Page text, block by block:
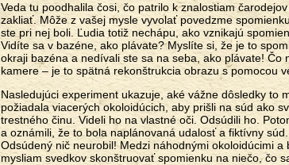
Veda tu poodhalila čosi, čo patrilo k znalostiam
zakliať. Môže z vašej mysle vyvolať povedzme
ste pri nej boli. Ľudia totiž nechápu, ako vznikajú
Vidíte sa v bazéne, ako plávate? Myslíte si, že je to
okraji bazéna a nedívali ste sa na seba, ako plávate!
kamere – je to spätná rekonštrukcia obrazu s pomocou
Nasledujúci experiment ukazuje, aké vážne dôsledky to
požiadala viacerých okoloidúcich, aby prišli na súd ako
trestného činu. Videli ho na vlastné oči. Odsúdili ho.
a oznámili, že to bola naplánovaná udalosť a fiktívny
Odsúdený nič neurobil! Medzi náhodnými okoloidúcimi
mysliam svedkov skonštruovať spomienku na niečo, čo